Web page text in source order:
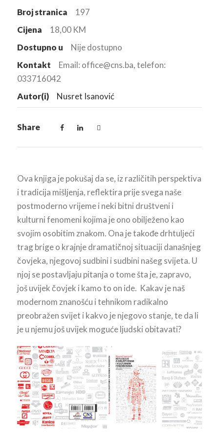
Broj stranica
197
Cijena
18,00 KM
Dostupno u
Nije dostupno
Kontakt
Email: office@cns.ba, telefon:
033716042
Autor(i)
Nusret Isanović
Share
Ova knjiga je pokušaj da se, iz različitih perspektiva
i tradicija mišljenja, reflektira prije svega naše
postmoderno vrijeme i neki bitni društveni i
kulturni fenomeni kojima je ono obilježeno kao
svojim osobitim znakom. Ona je takođe drhtuljeći
trag brige o krajnje dramatičnoj situaciji današnjeg
čovjeka, njegovoj sudbini i sudbini našeg svijeta. U
njoj se postavljaju pitanja o tome šta je, zapravo,
još uvijek čovjek i kamo to on ide. Kakav je naš
modernom znanošću i tehnikom radikalno
preobražen svijet i kakvo je njegovo stanje, te da li
je u njemu još uvijek moguće ljudski obitavati?